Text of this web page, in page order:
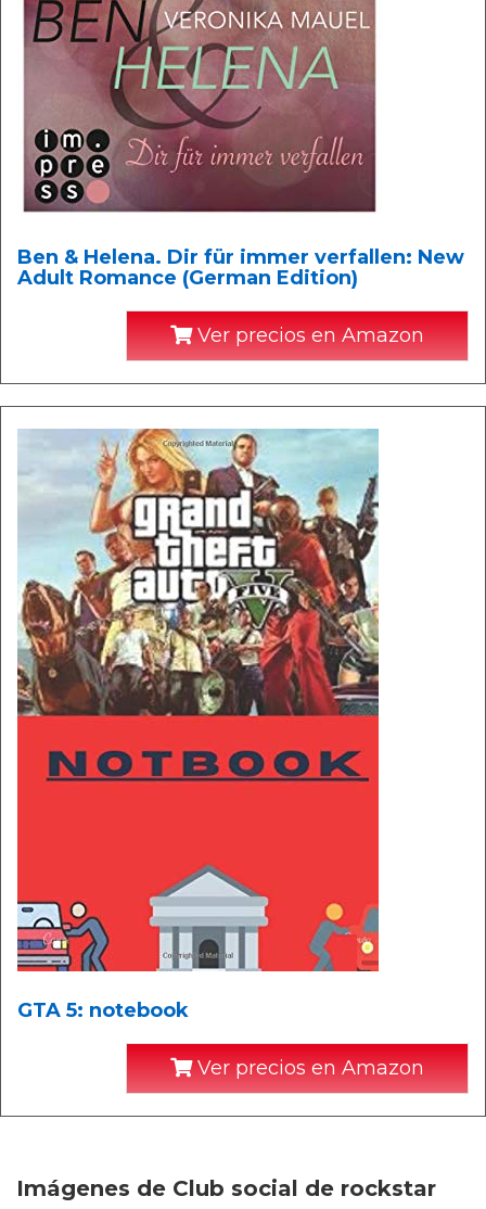
Ben & Helena. Dir für immer verfallen: New
Adult Romance (German Edition)
Ver precios en Amazon
GTA 5: notebook
Ver precios en Amazon
Imágenes de Club social de rockstar